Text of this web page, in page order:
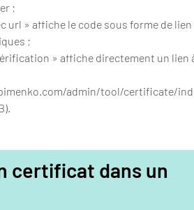
;
url » affiche le code sous forme de
;
» affiche directement un lien
admin/tool/certificate/
certificat dans un